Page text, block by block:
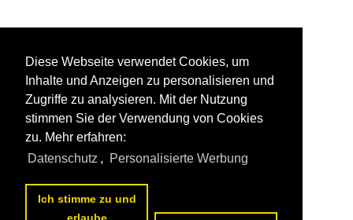
Diese Webseite verwendet Cookies, um
Inhalte und Anzeigen zu personalisieren und
Zugriffe zu analysieren. Mit der Nutzung
stimmen Sie der Verwendung von Cookies
zu. Mehr erfahren:
Datenschutz , Personalisierte Werbung
Ich stimme zu und